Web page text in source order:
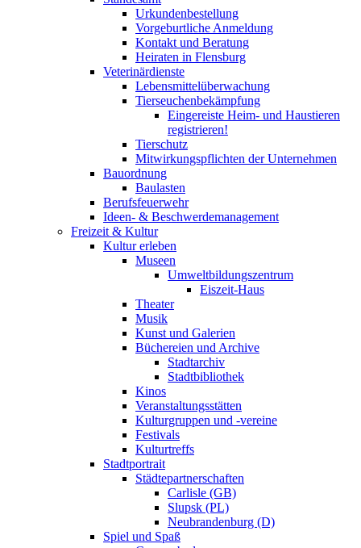
Urkundenbestellung
Vorgeburtliche Anmeldung
Kontakt und Beratung
Heiraten in Flensburg
Veterinärdienste
Lebensmittelüberwachung
Tierseuchenbekämpfung
Eingereiste Heim- und Haustieren
registrieren!
Tierschutz
Mitwirkungspflichten der Unternehmen
Bauordnung
Baulasten
Berufsfeuerwehr
Ideen- & Beschwerdemanagement
Freizeit & Kultur
Kultur erleben
Museen
Umweltbildungszentrum
Eiszeit-Haus
Theater
Musik
Kunst und Galerien
Büchereien und Archive
Stadtarchiv
Stadtbibliothek
Kinos
Veranstaltungsstätten
Kulturgruppen und -vereine
Festivals
Kulturtreffs
Stadtportrait
Städtepartnerschaften
Carlisle (GB)
Slupsk (PL)
Neubrandenburg (D)
Spiel und Spaß